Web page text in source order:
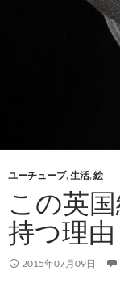
ユーチューブ,生活,絵
この英
持つ理由
2015年07月09日